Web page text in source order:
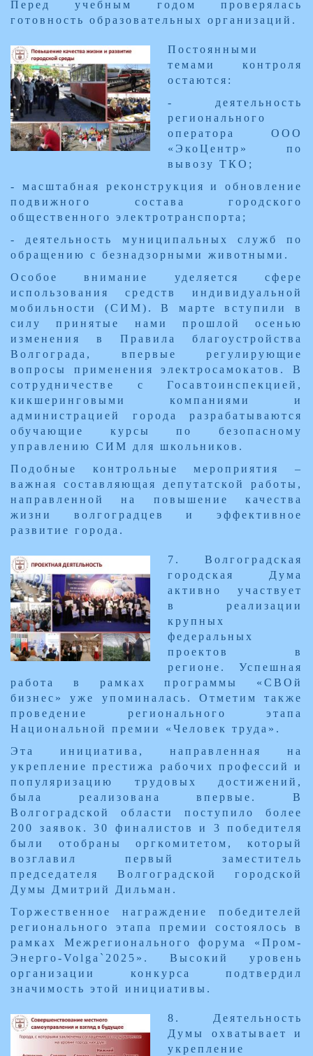
Перед учебным годом проверялась
готовность образовательных организаций.
​Постоянными
темами контроля
остаются:
- деятельность
регионального
оператора ООО
«ЭкоЦентр» по
вывозу ТКО;
- масштабная реконструкция и обновление
подвижного состава городского
общественного электротранспорта;
- деятельность муниципальных служб по
обращению с безнадзорными животными.
Особое внимание уделяется сфере
использования средств индивидуальной
мобильности (СИМ). В марте вступили в
силу принятые нами прошлой осенью
изменения в Правила благоустройства
Волгограда, впервые регулирующие
вопросы применения электросамокатов. В
сотрудничестве с Госавтоинспекцией,
кикшеринговыми компаниями и
администрацией города разрабатываются
обучающие курсы по безопасному
управлению СИМ для школьников.
Подобные контрольные мероприятия –
важная составляющая депутатской работы,
направленной на повышение качества
жизни волгоградцев и эффективное
развитие города.
​7. Волгоградская
городская Дума
активно участвует
в реализации
крупных
федеральных
проектов в
регионе. Успешная
работа в рамках программы «СВОй
бизнес» уже упоминалась. Отметим также
проведение регионального этапа
Национальной премии «Человек труда».
Эта инициатива, направленная на
укрепление престижа рабочих профессий и
популяризацию трудовых достижений,
была реализована впервые. В
Волгоградской области поступило более
200 заявок. 30 финалистов и 3 победителя
были отобраны оргкомитетом, который
возглавил первый заместитель
председателя Волгоградской городской
Думы Дмитрий Дильман.
Торжественное награждение победителей
регионального этапа премии состоялось в
рамках Межрегионального форума «Пром-
Энерго-Volga`2025». Высокий уровень
организации конкурса подтвердил
значимость этой инициативы.
​8. Деятельность
Думы охватывает и
укрепление